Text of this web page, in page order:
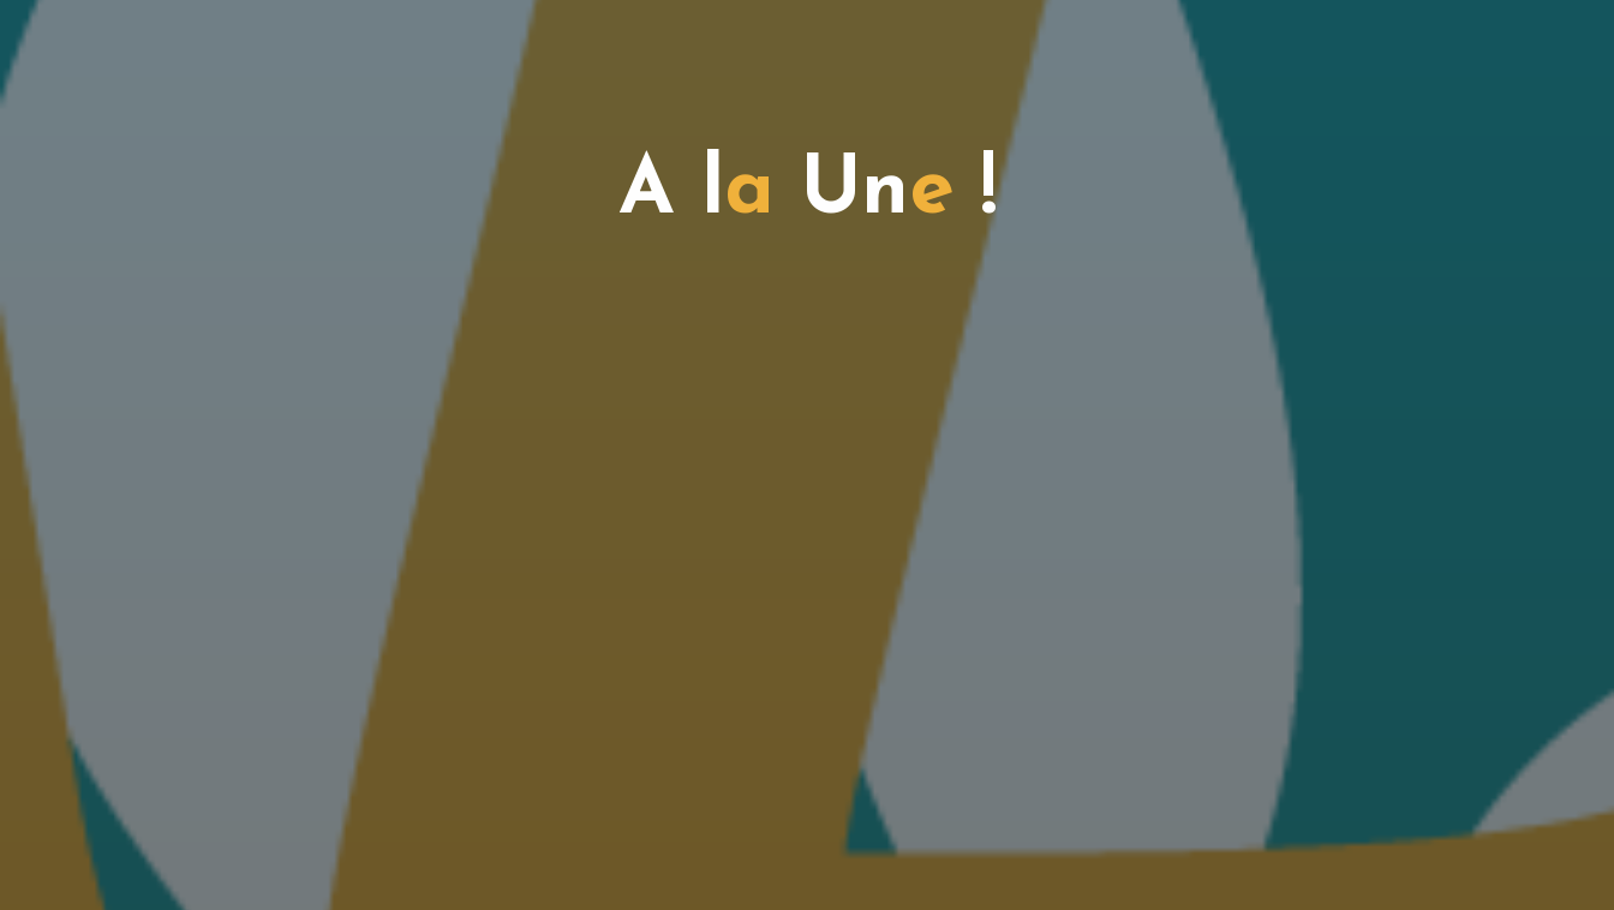
A la Une !